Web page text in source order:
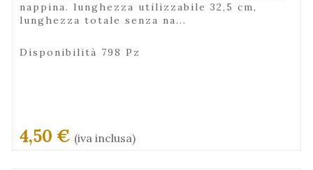
nappina. lunghezza utilizzabile 32,5 cm,
lunghezza totale senza na...
Disponibilità 798 Pz
4,50 € (iva inclusa)